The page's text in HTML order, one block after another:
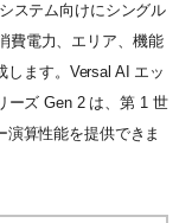
ステム向けにシングル
費電力、エリア、機能
ます。Versal AI エッ
ーズ Gen 2 は、第 1 世
算性能を提供できま